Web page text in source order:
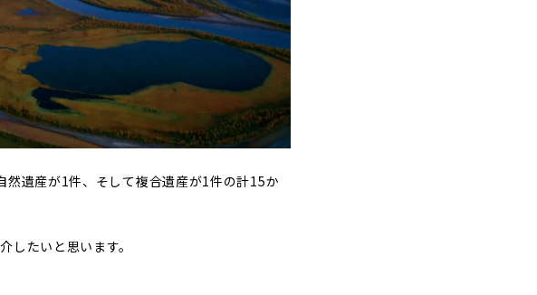
遺産が1件、そして複合遺産が1件の計15か
たいと思います。